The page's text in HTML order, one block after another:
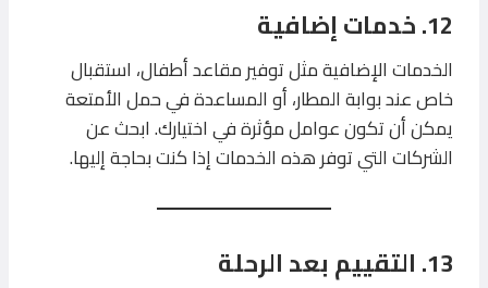
12. خدمات إضافية
الخدمات الإضافية مثل توفير مقاعد أطفال، استقبال
خاص عند بوابة المطار، أو المساعدة في حمل الأمتعة
يمكن أن تكون عوامل مؤثرة في اختيارك. ابحث عن
الشركات التي توفر هذه الخدمات إذا كنت بحاجة إليها.
13. التقييم بعد الرحلة